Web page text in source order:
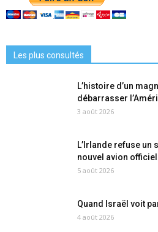
Les plus consultés
L’histoire d’un
débarrasser
3 août 2026
L’Irlande refuse un
nouvel avion
5 août 2026
Quand Israël voit
4 août 2026